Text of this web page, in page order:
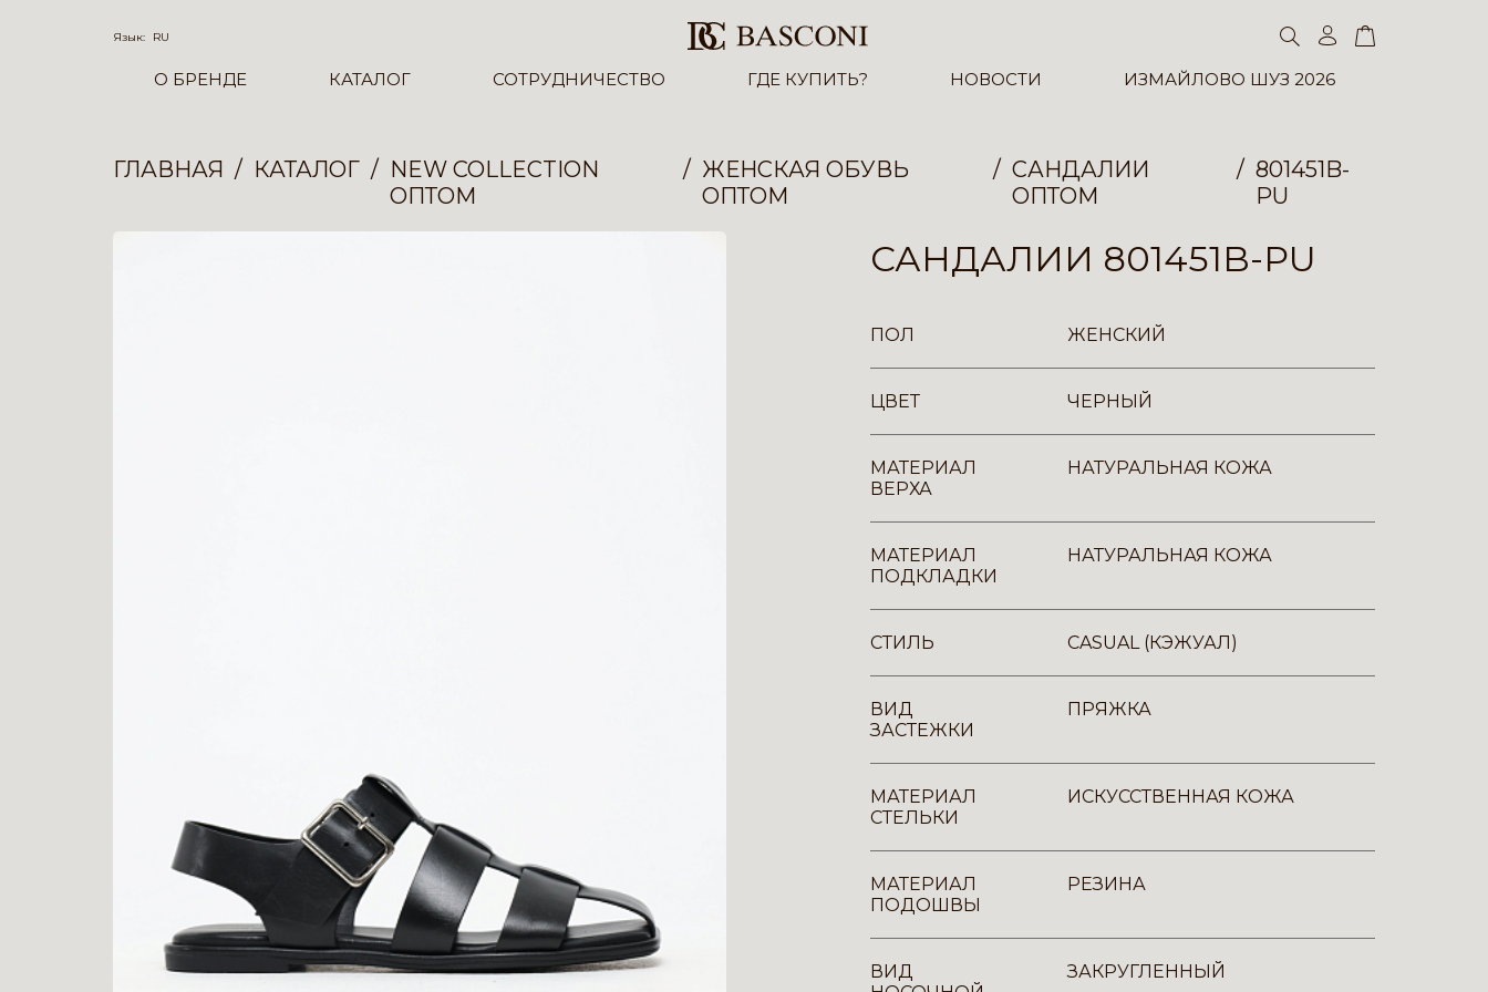
Язык: RU
О БРЕНДЕ КАТАЛОГ СОТРУДНИЧЕСТВО ГДЕ КУПИТЬ? НОВОСТИ ИЗМАЙЛОВО ШУЗ 2026
ГЛАВНАЯ КАТАЛОГ
NEW COLLECTION
ОПТОМ
ЖЕНСКАЯ ОБУВЬ
ОПТОМ
САНДАЛИИ
ОПТОМ
801451B-
PU
САНДАЛИИ 801451B-PU
ПОЛ ЖЕНСКИЙ
ЦВЕТ ЧЕРНЫЙ
МАТЕРИАЛ
ВЕРХА
НАТУРАЛЬНАЯ КОЖА
МАТЕРИАЛ
ПОДКЛАДКИ
НАТУРАЛЬНАЯ КОЖА
СТИЛЬ CASUAL (КЭЖУАЛ)
ВИД
ЗАСТЕЖКИ
ПРЯЖКА
МАТЕРИАЛ
СТЕЛЬКИ
ИСКУССТВЕННАЯ КОЖА
МАТЕРИАЛ
ПОДОШВЫ
РЕЗИНА
ВИД
ЗАКРУГЛЕННЫЙ